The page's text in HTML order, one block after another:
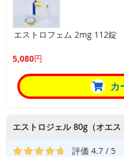
エストロフェム 2mg 112錠
5,080円
カ
エストロジェル 80g（オエ
評価 4.7 / 5